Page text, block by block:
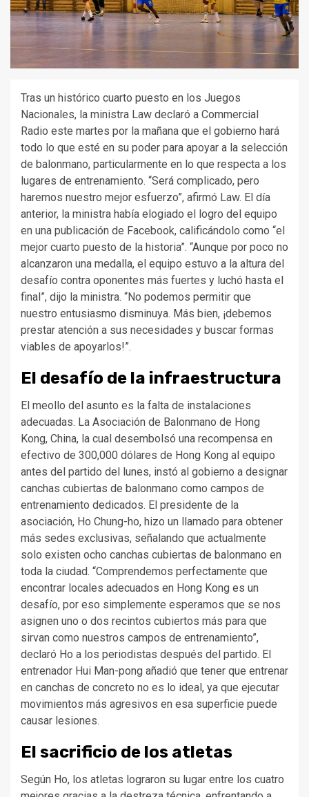
Tras un histórico cuarto puesto en los Juegos
Nacionales, la ministra Law declaró a Commercial
Radio este martes por la mañana que el gobierno hará
todo lo que esté en su poder para apoyar a la selección
de balonmano, particularmente en lo que respecta a los
lugares de entrenamiento. “Será complicado, pero
haremos nuestro mejor esfuerzo”, afirmó Law. El día
anterior, la ministra había elogiado el logro del equipo
en una publicación de Facebook, calificándolo como “el
mejor cuarto puesto de la historia”. “Aunque por poco no
alcanzaron una medalla, el equipo estuvo a la altura del
desafío contra oponentes más fuertes y luchó hasta el
final”, dijo la ministra. “No podemos permitir que
nuestro entusiasmo disminuya. Más bien, ¡debemos
prestar atención a sus necesidades y buscar formas
viables de apoyarlos!”.
El desafío de la infraestructura
El meollo del asunto es la falta de instalaciones
adecuadas. La Asociación de Balonmano de Hong
Kong, China, la cual desembolsó una recompensa en
efectivo de 300,000 dólares de Hong Kong al equipo
antes del partido del lunes, instó al gobierno a designar
canchas cubiertas de balonmano como campos de
entrenamiento dedicados. El presidente de la
asociación, Ho Chung-ho, hizo un llamado para obtener
más sedes exclusivas, señalando que actualmente
solo existen ocho canchas cubiertas de balonmano en
toda la ciudad. “Comprendemos perfectamente que
encontrar locales adecuados en Hong Kong es un
desafío, por eso simplemente esperamos que se nos
asignen uno o dos recintos cubiertos más para que
sirvan como nuestros campos de entrenamiento”,
declaró Ho a los periodistas después del partido. El
entrenador Hui Man-pong añadió que tener que entrenar
en canchas de concreto no es lo ideal, ya que ejecutar
movimientos más agresivos en esa superficie puede
causar lesiones.
El sacrificio de los atletas
Según Ho, los atletas lograron su lugar entre los cuatro